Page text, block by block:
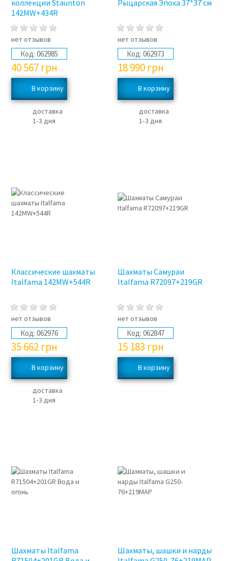
коллекции Staunton
142MW+434R
нет отзывов
Код: 062985
40 567 грн
доставка
1‑3 дня
Рыцарская Эпоха 37*37 см
нет отзывов
Код: 062973
18 990 грн
доставка
1‑3 дня
Классические шахматы
Italfama 142MW+544R
нет отзывов
Код: 062976
35 662 грн
доставка
1‑3 дня
Шахматы Самураи
Italfama R72097+219GR
нет отзывов
Код: 062847
15 183 грн
Шахматы Italfama
Шахматы, шашки и нарды